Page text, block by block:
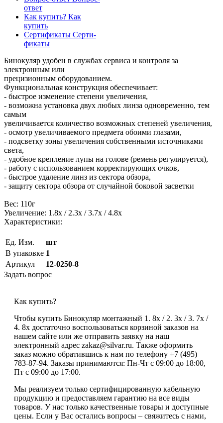
ответ
Как купить? Как
купить
Сертификаты Серти-
фикаты
Бинокуляр удобен в службах сервиса и контроля за
электронным или
прецизионным оборудованием.
Функциональная конструкция обеспечивает:
- быстрое изменение степени увеличения,
- возможна установка двух любых линза одновременно, тем
самым
увеличивается количество возможных степеней увеличения,
- осмотр увеличиваемого предмета обоими глазами,
- подсветку зоны увеличения собственными источниками
света,
- удобное крепление лупы на голове (ремень регулируется),
- работу с использованием корректирующих очков,
- быстрое удаление линз из сектора обзора,
- защиту сектора обзора от случайной боковой засветки
Вес: 110г
Увеличение: 1.8x / 2.3x / 3.7x / 4.8x
Характеристики:
Ед. Изм.
шт
В упаковке 1
Артикул
12-0250-8
Задать вопрос
Как купить?
Чтобы купить Бинокуляр монтажный 1. 8x / 2. 3x / 3. 7x /
4. 8x достаточно воспользоваться корзиной заказов на
нашем сайте или же отправить заявку на наш
электронный адрес zakaz@silvar.ru. Также оформить
заказ можно обратившись к нам по телефону +7 (495)
783-87-94. Заказы принимаются: Пн-Чт с 09:00 до 18:00,
Пт с 09:00 до 17:00.
Мы реализуем только сертифицированную кабельную
продукцию и предоставляем гарантию на все виды
товаров. У нас только качественные товары и доступные
цены. Если у Вас остались вопросы – свяжитесь с нами,